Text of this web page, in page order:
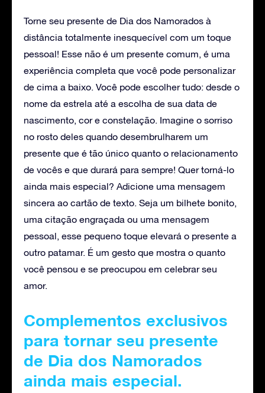
Torne seu presente de Dia dos Namorados à
distância totalmente inesquecível com um toque
pessoal! Esse não é um presente comum, é uma
experiência completa que você pode personalizar
de cima a baixo. Você pode escolher tudo: desde o
nome da estrela até a escolha de sua data de
nascimento, cor e constelação. Imagine o sorriso
no rosto deles quando desembrulharem um
presente que é tão único quanto o relacionamento
de vocês e que durará para sempre! Quer torná-lo
ainda mais especial? Adicione uma mensagem
sincera ao cartão de texto. Seja um bilhete bonito,
uma citação engraçada ou uma mensagem
pessoal, esse pequeno toque elevará o presente a
outro patamar. É um gesto que mostra o quanto
você pensou e se preocupou em celebrar seu
amor.
Complementos exclusivos
para tornar seu presente
de Dia dos Namorados
ainda mais especial.